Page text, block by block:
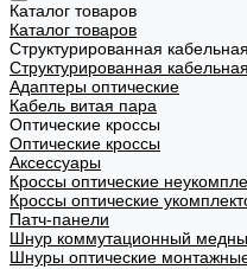
Каталог товаров
Каталог товаров
Структурированная
Структурированная
Адаптеры оптические
Кабель витая пара
Оптические кроссы
Оптические кроссы
Аксессуары
Кроссы оптические
Кроссы оптические
Патч-панели
Шнур коммутационный
Шнуры оптические